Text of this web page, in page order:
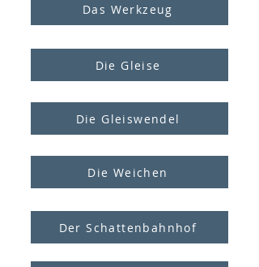
Das Werkzeug
Die Gleise
Die Gleiswendel
Die Weichen
Der Schattenbahnhof